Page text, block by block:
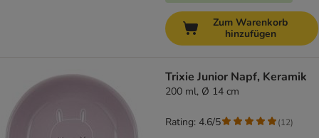
Zum Warenkorb
hinzufügen
Trixie Junior Napf, Keramik
200 ml, Ø 14 cm
Rating: 4.6/5 (12)